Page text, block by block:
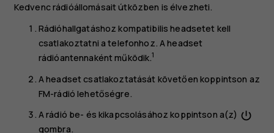
Kedvenc rádióállomásait útközben is élvezheti.
Rádióhallgatáshoz kompatibilis headsetet kell
csatlakoztatni a telefonhoz. A headset
rádióantennaként működik.1
A headset csatlakoztatását követően koppintson az
FM-rádió lehetőségre.
A rádió be- és kikapcsolásához koppintson a(z) power_settings_new
gombra.